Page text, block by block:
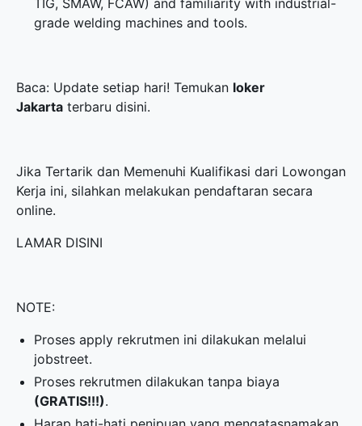
TIG, SMAW, FCAW) and familiarity with industrial-
grade welding machines and tools.
Baca: Update setiap hari! Temukan loker
Jakarta terbaru disini.
Jika Tertarik dan Memenuhi Kualifikasi dari Lowongan
Kerja ini, silahkan melakukan pendaftaran secara
online.
LAMAR DISINI
NOTE:
Proses apply rekrutmen ini dilakukan melalui
jobstreet.
Proses rekrutmen dilakukan tanpa biaya
(GRATIS!!!).